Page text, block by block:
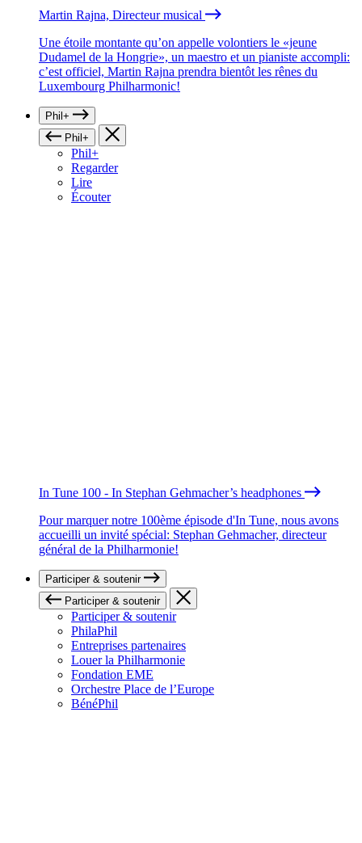
Martin Rajna, Directeur musical
Une étoile montante qu’on appelle volontiers le «jeune
Dudamel de la Hongrie», un maestro et un pianiste accompli:
c’est officiel, Martin Rajna prendra bientôt les rênes du
Luxembourg Philharmonic!
Phil+
Phil+
Phil+
Regarder
Lire
Écouter
In Tune 100 - In Stephan Gehmacher’s headphones
Pour marquer notre 100ème épisode d'In Tune, nous avons
accueilli un invité spécial: Stephan Gehmacher, directeur
général de la Philharmonie!
Participer & soutenir
Participer & soutenir
Participer & soutenir
PhilaPhil
Entreprises partenaires
Louer la Philharmonie
Fondation EME
Orchestre Place de l’Europe
BénéPhil